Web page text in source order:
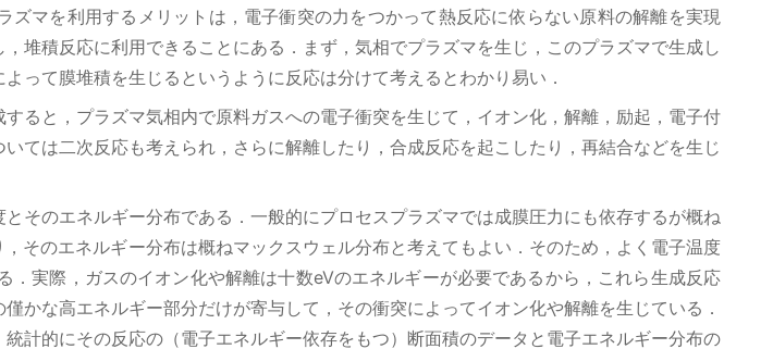
マを利用するメリットは，電子衝突の力をつかって熱反応に依らない原料の解離を実現
堆積反応に利用できることにある．まず，気相でプラズマを生じ，このプラズマで生成し
って膜堆積を生じるというように反応は分けて考えるとわかり易い．
ると，プラズマ気相内で原料ガスへの電子衝突を生じて，イオン化，解離，励起，電子付
ては二次反応も考えられ，さらに解離したり，合成反応を起こしたり，再結合などを生じ
そのエネルギー分布である．一般的にプロセスプラズマでは成膜圧力にも依存するが概ね
そのエネルギー分布は概ねマックスウェル分布と考えてもよい．そのため，よく電子温度
．実際，ガスのイオン化や解離は十数eVのエネルギーが必要であるから，これら生成反応
かな高エネルギー部分だけが寄与して，その衝突によってイオン化や解離を生じている．
計的にその反応の（電子エネルギー依存をもつ）断面積のデータと電子エネルギー分布の